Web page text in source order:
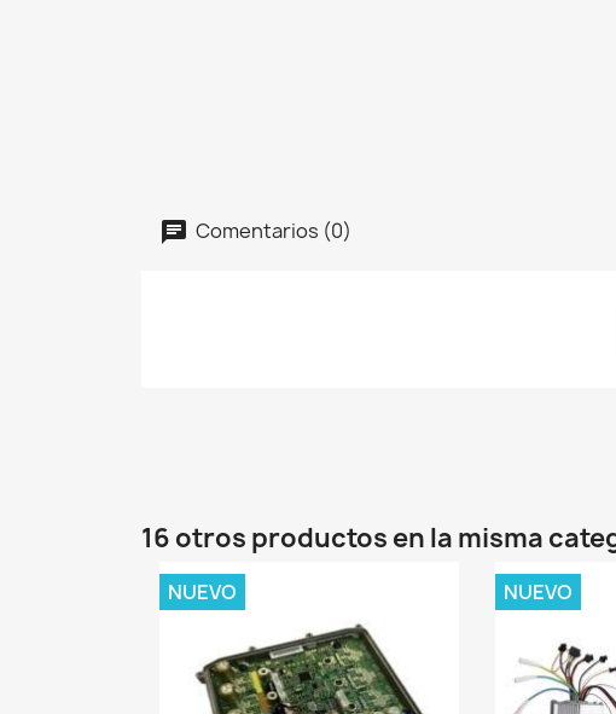
Comentarios (0)
16 otros productos en la misma
NUEVO NUEVO